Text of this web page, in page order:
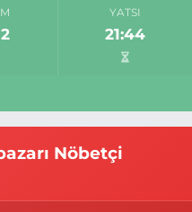
YATSI
21:44
Nöbetçi